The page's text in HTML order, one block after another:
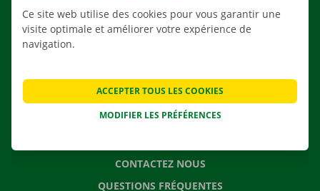
NOS VÉHICULES
NOS SERVICES
SOLUTIONS DE DÉMÉNAGEMENT
CONTACTEZ NOUS
QUESTIONS FRÉQUENTES
Ce site web utilise des cookies pour vous garantir une
visite optimale et améliorer votre expérience de
navigation.
MODIFIER LES PRÉFÉRENCES
ACCEPTER TOUS LES COOKIES